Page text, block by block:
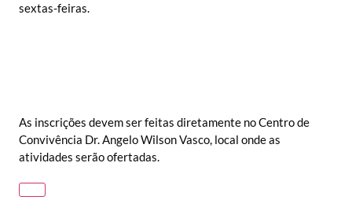
sextas-feiras.
As inscrições devem ser feitas diretamente no Centro de
Convivência Dr. Angelo Wilson Vasco, local onde as
atividades serão ofertadas.